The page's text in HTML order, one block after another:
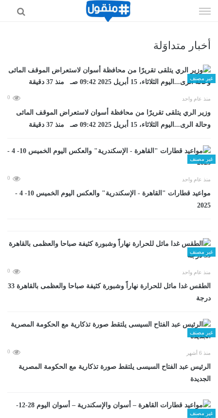
الى
أخبار متداوَلة
غير مصنف
منذ عام واحد 0
وزير الري يتلقى تقريرًا من محافظة أسوان لاستعراض الموقف المائى
وحالة الرى...اليوم الثلاثاء، 15 أبريل 2025 09:42 صـ منذ 37 دقيقة
غير مصنف
منذ عام واحد 0
مواعيد قطارات "القاهرة - الإسكندرية" والعكس اليوم الخميس 10- 4 -
2025
غير مصنف
منذ عام واحد 0
الطقس غدا مائل للحرارة نهاراً وشبورة كثيفة صباحا والعظمى بالقاهرة 33
درجة
غير مصنف
منذ 6 أشهر 0
الرئيس عبد الفتاح السيسى يلتقط صورة تذكارية مع الحكومة المصرية
الجديدة
غير مصنف